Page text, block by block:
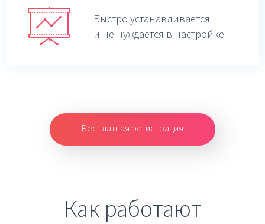
Быстро устанавливается
и не нуждается в настройке
Бесплатная регистрация
Как работают